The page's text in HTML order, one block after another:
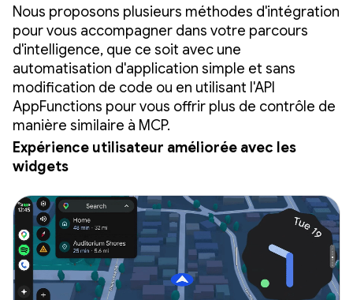
Nous proposons plusieurs méthodes d'intégration
pour vous accompagner dans votre parcours
d'intelligence, que ce soit avec une
automatisation d'application simple et sans
modification de code ou en utilisant l'API
AppFunctions pour vous offrir plus de contrôle de
manière similaire à MCP.
Expérience utilisateur améliorée avec les
widgets